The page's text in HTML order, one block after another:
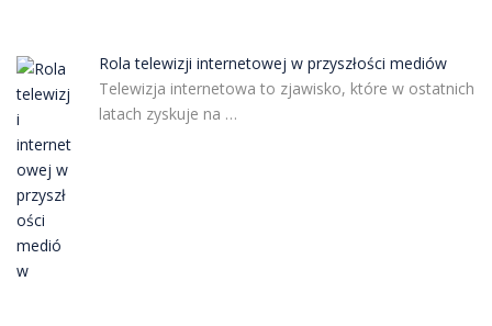
Rola telewizji internetowej w przyszłości mediów
Telewizja internetowa to zjawisko, które w ostatnich
latach zyskuje na …